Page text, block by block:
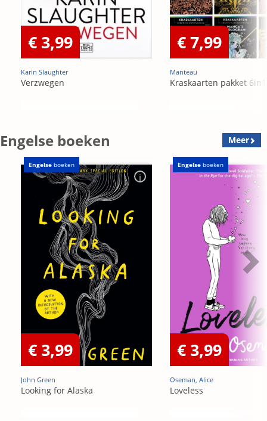
€ 3,99
Karin Slaughter
Verzwegen
€ 7,99
Manteau
Kraskaarten pakket 6in1
Engelse boeken Meer
Engelse boeken
€ 3,99
John Green
Looking for Alaska
Engelse boeken
€ 3,99
Oseman, Alice
Loveless